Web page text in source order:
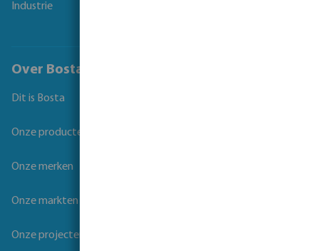
Industrie
Over Bosta
Dit is Bosta
Onze producten
Onze merken
Onze markten
Onze projecten